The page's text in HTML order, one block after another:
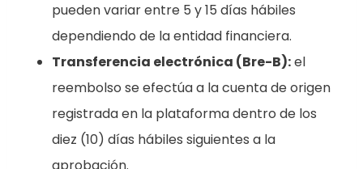
pueden variar entre 5 y 15 días hábiles
dependiendo de la entidad financiera.
Transferencia electrónica (Bre-B):el
reembolso se efectúa a la cuenta de origen
registrada en la plataforma dentro de los
diez (10) días hábiles siguientes a la